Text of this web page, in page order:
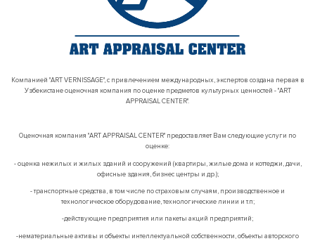
Компанией "ART VERNISSAGE", с привлечением международных, экспертов создана первая в
Узбекистане оценочная компания по оценке предметов культурных ценностей - "ART
APPRAISAL CENTER".
Оценочная компания "ART APPRAISAL CENTER" предоставляет Вам следующие услуги по
оценке:
- оценка нежилых и жилых зданий и сооружений (квартиры, жилые дома и коттеджи, дачи,
офисные здания, бизнес центры и др.);
- транспортные средства, в том числе по страховым случаям, производственное и
технологическое оборудование, технологические линии и т.п;
-действующие предприятия или пакеты акций предприятий;
-нематериальные активы и объекты интеллектуальной собственности, объекты авторского